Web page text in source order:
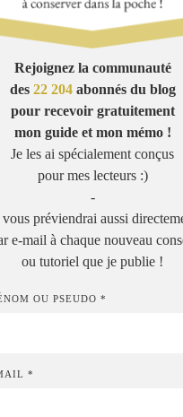
Rejoignez la communauté
des 22 204abonnés du blog
pour recevoir gratuitement
mon guide et mon mémo !
Je les ai spécialement conçus
pour mes lecteurs :)
-
vous préviendrai aussi
e-mail à chaque nouveau
ou tutoriel que je publie !
OU PSEUDO *
*